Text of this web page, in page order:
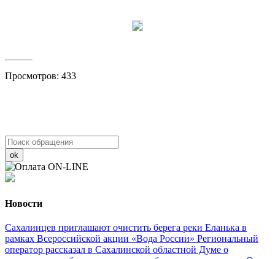
Просмотров: 433
ok
Новости
Сахалинцев приглашают очистить берега реки Еланька в
рамках Всероссийской акции «Вода России» Региональный
оператор рассказал в Сахалинской областной Думе о